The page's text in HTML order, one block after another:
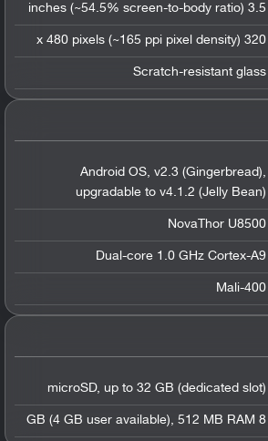
3.5 inches (~54.5% screen-to-body ratio)
320 x 480 pixels (~165 ppi pixel density)
Scratch-resistant glass
Android OS, v2.3 (Gingerbread),
upgradable to v4.1.2 (Jelly Bean)
NovaThor U8500
Dual-core 1.0 GHz Cortex-A9
Mali-400
microSD, up to 32 GB (dedicated slot)
8 GB (4 GB user available), 512 MB RAM